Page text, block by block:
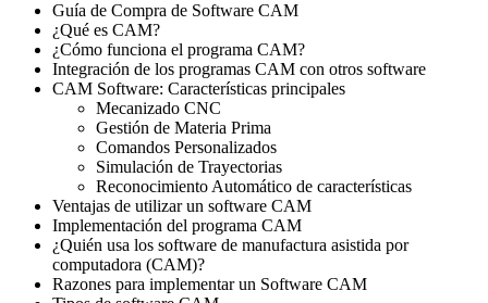
Guía de Compra de Software CAM
¿Qué es CAM?
¿Cómo funciona el programa CAM?
Integración de los programas CAM con otros software
CAM Software: Características principales
Mecanizado CNC
Gestión de Materia Prima
Comandos Personalizados
Simulación de Trayectorias
Reconocimiento Automático de características
Ventajas de utilizar un software CAM
Implementación del programa CAM
¿Quién usa los software de manufactura asistida por
computadora (CAM)?
Razones para implementar un Software CAM